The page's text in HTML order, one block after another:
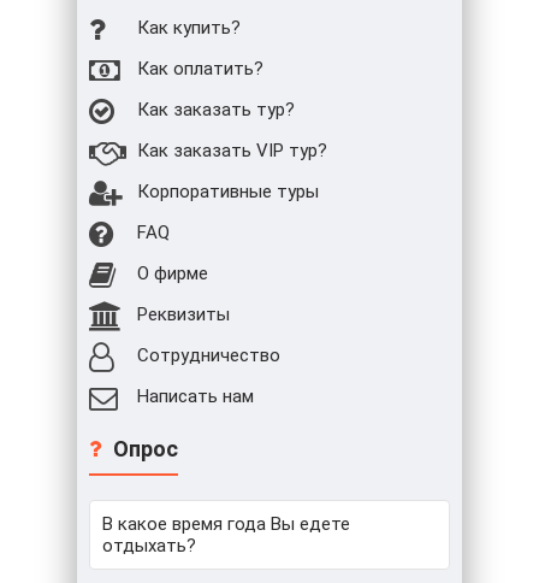
Как купить?
Как оплатить?
Как заказать тур?
Как заказать VIP тур?
Корпоративные туры
FAQ
О фирме
Реквизиты
Сотрудничество
Написать нам
Опрос
В какое время года Вы едете
отдыхать?